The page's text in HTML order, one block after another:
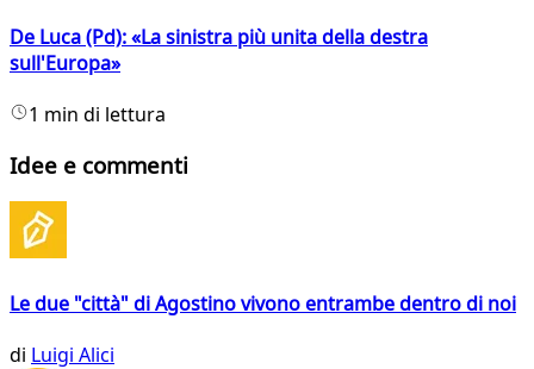
De Luca (Pd): «La sinistra più unita della destra
sull'Europa»
1 min di lettura
Idee e commenti
Le due "città" di Agostino vivono entrambe dentro di noi
di Luigi Alici